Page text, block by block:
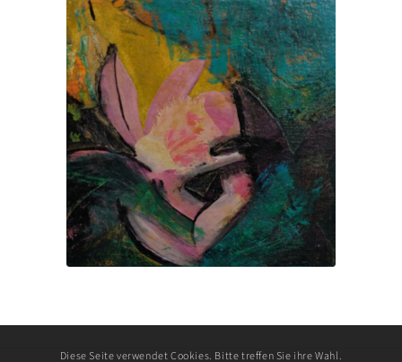
Diese Seite verwendet Cookies. Bitte treffen Sie ihre Wahl.